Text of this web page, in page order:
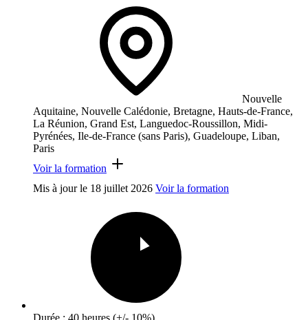
Nouvelle
Aquitaine, Nouvelle Calédonie, Bretagne, Hauts-de-France,
La Réunion, Grand Est, Languedoc-Roussillon, Midi-
Pyrénées, Ile-de-France (sans Paris), Guadeloupe, Liban,
Paris
Voir la formation
Mis à jour le 18 juillet 2026 Voir la formation